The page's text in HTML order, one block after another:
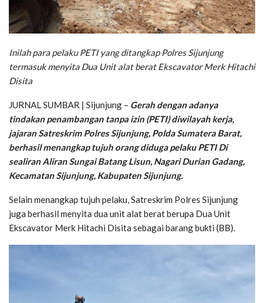
Inilah para pelaku PETI yang ditangkap Polres Sijunjung
termasuk menyita Dua Unit alat berat Ekscavator Merk Hitachi
Disita
JURNAL SUMBAR | Sijunjung – Gerah dengan adanya
tindakan penambangan tanpa izin (PETI) diwilayah kerja,
jajaran Satreskrim Polres Sijunjung, Polda Sumatera Barat,
berhasil menangkap tujuh orang diduga pelaku PETI Di
sealiran Aliran Sungai Batang Lisun, Nagari Durian Gadang,
Kecamatan Sijunjung, Kabupaten Sijunjung.
Selain menangkap tujuh pelaku, Satreskrim Polres Sijunjung
juga berhasil menyita dua unit alat berat berupa Dua Unit
Ekscavator Merk Hitachi Disita sebagai barang bukti (BB).